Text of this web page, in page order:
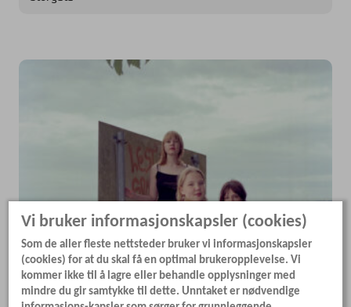
Gratis
Vi bruker informasjonskapsler (cookies)
Som de aller fleste nettsteder bruker vi informasjonskapsler
(cookies) for at du skal få en optimal brukeropplevelse. Vi
kommer ikke til å lagre eller behandle opplysninger med
mindre du gir samtykke til dette. Unntaket er nødvendige